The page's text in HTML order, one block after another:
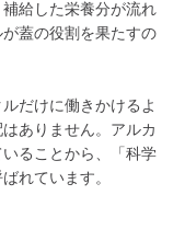
給した栄養分が流れ
蓋の役割を果たすの
だけに働きかけるよ
ありません。アルカ
ることから、「科学
れています。